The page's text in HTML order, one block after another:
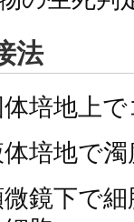
法
体培地上
培地で
鏡下で